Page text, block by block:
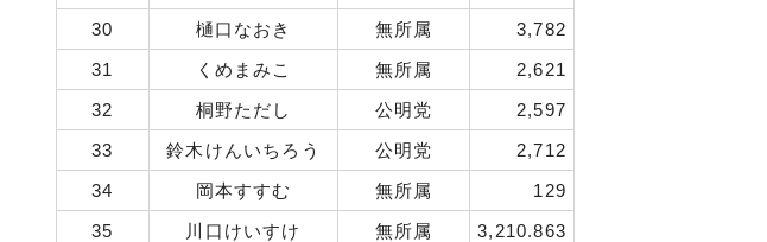
30
樋口なおき 無所属
3,782
31
くめまみこ 無所属
2,621
32
桐野ただし 公明党
2,597
33
鈴木けんいちろう 公明党
2,712
34
岡本すすむ 無所属
129
35
川口けいすけ 無所属
3,210.863